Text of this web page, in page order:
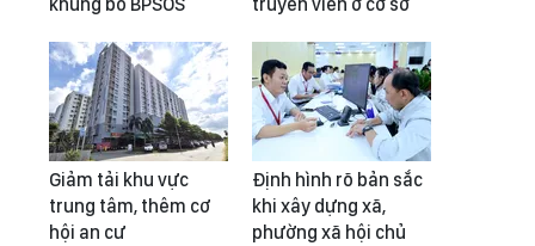
Giảm tải khu vực
trung tâm, thêm cơ
hội an cư
Định hình rõ bản sắc
khi xây dựng xã,
phường xã hội chủ